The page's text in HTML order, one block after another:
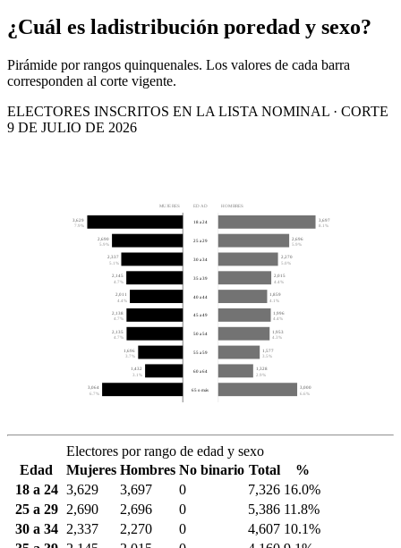
¿Cuál es ladistribución poredad y sexo?
Pirámide por rangos quinquenales. Los valores de cada barra
corresponden al corte vigente.
ELECTORES INSCRITOS EN LA LISTA NOMINAL · CORTE
9 DE JULIO DE 2026
MUJERES EDAD HOMBRES
3,629
7.9%
3,697
8.1%
18 a 24
2,690
5.9%
2,696
5.9%
25 a 29
2,337
5.1%
2,270
5.0%
30 a 34
2,145
4.7%
2,015
4.4%
35 a 39
2,011
4.4%
1,859
4.1%
40 a 44
2,138
4.7%
1,996
4.4%
45 a 49
2,135
4.7%
1,953
4.3%
50 a 54
1,696
3.7%
1,577
3.5%
55 a 59
1,432
3.1%
1,328
2.9%
60 a 64
3,064
6.7%
3,000
6.6%
65 o más
Electores por rango de edad y sexo
Edad
Mujeres Hombres No binario Total
%
18 a 24 3,629 3,697 0 7,326 16.0%
25 a 29
2,690 2,696 0 5,386 11.8%
30 a 34
2,337 2,270 0 4,607 10.1%